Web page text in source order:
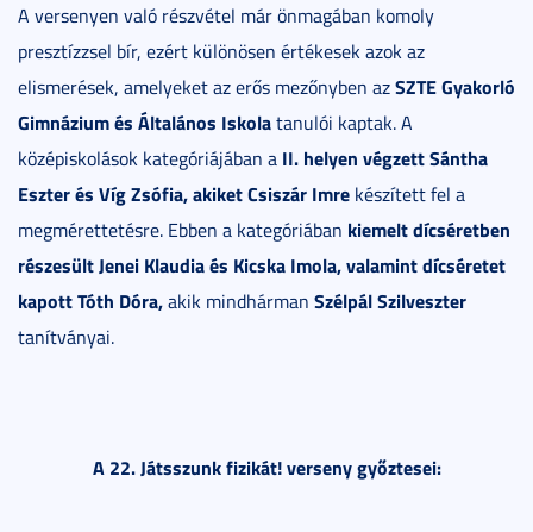
A versenyen való részvétel már önmagában komoly
presztízzsel bír, ezért különösen értékesek azok az
elismerések, amelyeket az erős mezőnyben azSZTE Gyakorló
Gimnázium és Általános Iskolatanulói kaptak. A
középiskolások kategóriájában a II. helyen végzett Sántha
Eszter és Víg Zsófia, akiket Csiszár Imre készített fel a
megmérettetésre. Ebben a kategóriában kiemelt dícséretben
részesült Jenei Klaudia és Kicska Imola, valamint dícséretet
kapott Tóth Dóra,akik mindhárman Szélpál Szilveszter
tanítványai.
A 22. Játsszunk fizikát! verseny győztesei: